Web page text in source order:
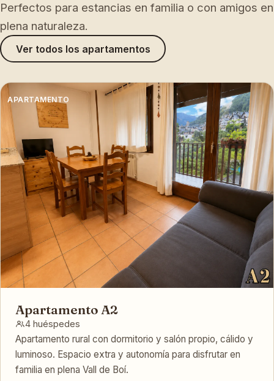
Perfectos para estancias en familia o con amigos en
plena naturaleza.
Ver todos los apartamentos
APARTAMENTO
Apartamento A2
4 huéspedes
Apartamento rural con dormitorio y salón propio, cálido y
luminoso. Espacio extra y autonomía para disfrutar en
familia en plena Vall de Boí.